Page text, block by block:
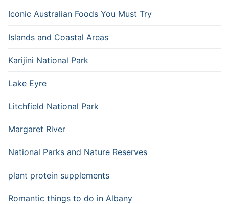
Iconic Australian Foods You Must Try
Islands and Coastal Areas
Karijini National Park
Lake Eyre
Litchfield National Park
Margaret River
National Parks and Nature Reserves
plant protein supplements
Romantic things to do in Albany